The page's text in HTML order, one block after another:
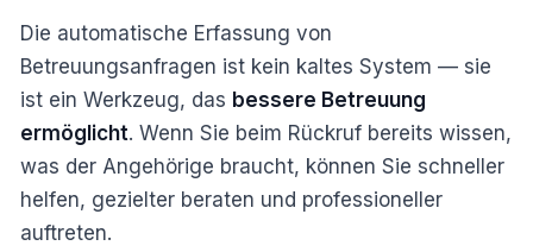
Die automatische Erfassung von
Betreuungsanfragen ist kein kaltes System — sie
ist ein Werkzeug, das bessere Betreuung
ermöglicht. Wenn Sie beim Rückruf bereits wissen,
was der Angehörige braucht, können Sie schneller
helfen, gezielter beraten und professioneller
auftreten.